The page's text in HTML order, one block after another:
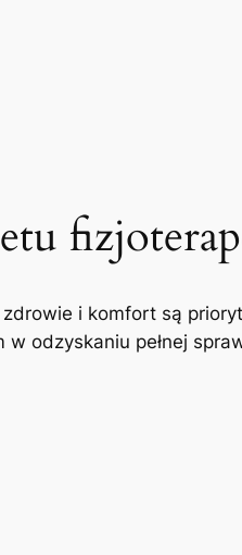
i komfort są
odzyskaniu pełnej